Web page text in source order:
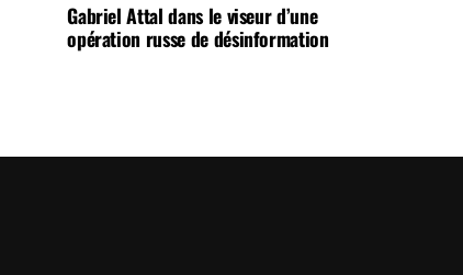
Gabriel Attal dans le viseur d’une
opération russe de désinformation